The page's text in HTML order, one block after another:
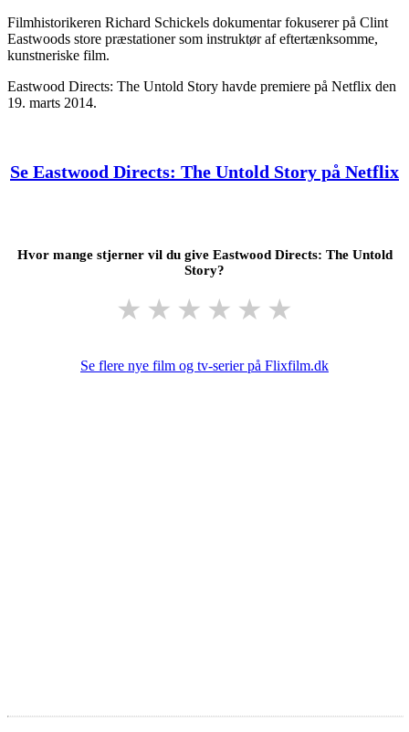
Filmhistorikeren Richard Schickels dokumentar fokuserer på Clint
Eastwoods store præstationer som instruktør af eftertænksomme,
kunstneriske film.
Eastwood Directs: The Untold Story havde premiere på Netflix den
19. marts 2014.
Se Eastwood Directs: The Untold Story på Netflix
Hvor mange stjerner vil du give Eastwood Directs: The Untold
Story?
★ ★ ★ ★ ★ ★
Se flere nye film og tv-serier på Flixfilm.dk